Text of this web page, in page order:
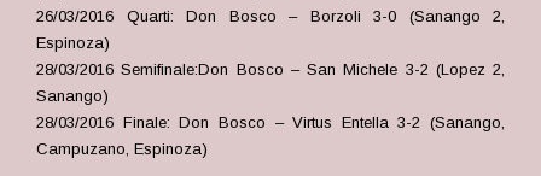
26/03/2016 Quarti: Don Bosco – Borzoli 3-0 (Sanango 2,
Espinoza)
28/03/2016 Semifinale:Don Bosco – San Michele 3-2 (Lopez 2,
Sanango)
28/03/2016 Finale: Don Bosco – Virtus Entella 3-2 (Sanango,
Campuzano, Espinoza)